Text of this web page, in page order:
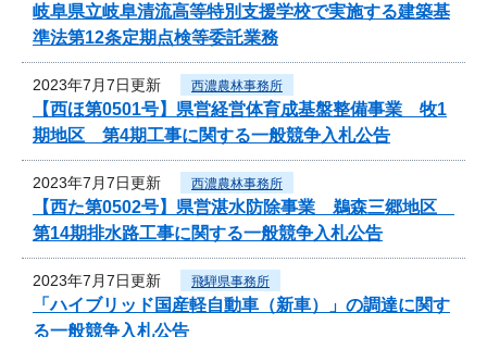
岐阜県立岐阜清流高等特別支援学校で実施する建築基
準法第12条定期点検等委託業務
2023年7月7日更新 西濃農林事務所
【西ほ第0501号】県営経営体育成基盤整備事業 牧1
期地区 第4期工事に関する一般競争入札公告
2023年7月7日更新 西濃農林事務所
【西た第0502号】県営湛水防除事業 鵜森三郷地区
第14期排水路工事に関する一般競争入札公告
2023年7月7日更新 飛騨県事務所
「ハイブリッド国産軽自動車（新車）」の調達に関す
る一般競争入札公告